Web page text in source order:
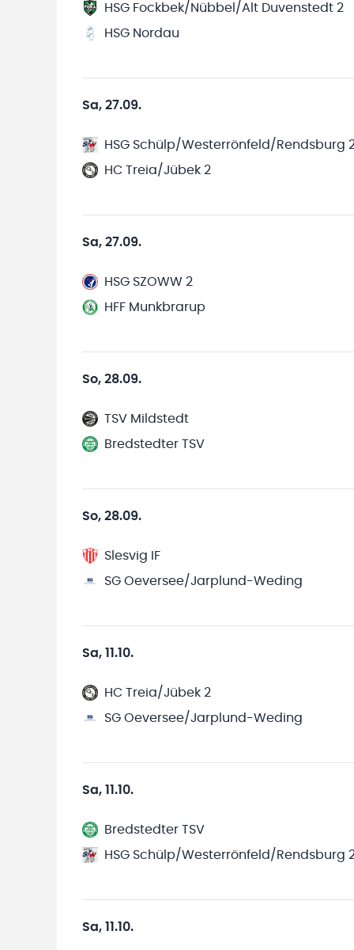
HSG Fockbek/Nübbel/Alt Duvenstedt 2
HSG Nordau
Sa, 27.09.
HSG Schülp/Westerrönfeld/Rendsburg
HC Treia/Jübek 2
Sa, 27.09.
HSG SZOWW 2
HFF Munkbrarup
So, 28.09.
TSV Mildstedt
Bredstedter TSV
So, 28.09.
Slesvig IF
SG Oeversee/Jarplund-Weding
Sa, 11.10.
HC Treia/Jübek 2
SG Oeversee/Jarplund-Weding
Sa, 11.10.
Bredstedter TSV
HSG Schülp/Westerrönfeld/Rendsburg
Sa, 11.10.